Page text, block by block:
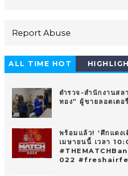
Report Abuse
ALL TIME HOT
ตำรวจ-สำนักงานสล
ทอง” ผู้ขายลอตเต
พร้อมแล้ว! ‘ศึกแดง
เมษายนนี้ เวลา
022